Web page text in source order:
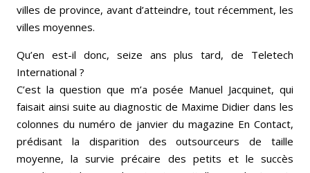
villes de province, avant d’atteindre, tout récemment, les
villes moyennes.
Qu’en est-il donc, seize ans plus tard, de Teletech
International ?
C’est la question que m’a posée Manuel Jacquinet, qui
faisait ainsi suite au diagnostic de Maxime Didier dans les
colonnes du numéro de janvier du magazine En Contact,
prédisant la disparition des outsourceurs de taille
moyenne, la survie précaire des petits et le succès